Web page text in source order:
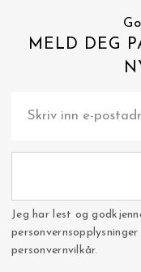
MELD DEG
Jeg har lest og
personvernvilkår.